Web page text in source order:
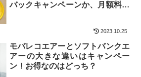
バックキャンペーンか、月額料金
2023.10.25
モバレコエアーとソフトバンクエ
アーの大きな違いはキャンペー
ン！お得なのはどっち？